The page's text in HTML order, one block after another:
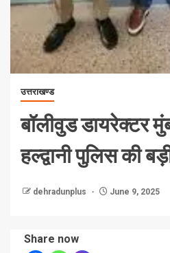
उत्तराखण्ड
बॉलीवुड डायरेक्टर
हल्द्वानी पुलिस की
dehradunplus June 9, 2025
Share now